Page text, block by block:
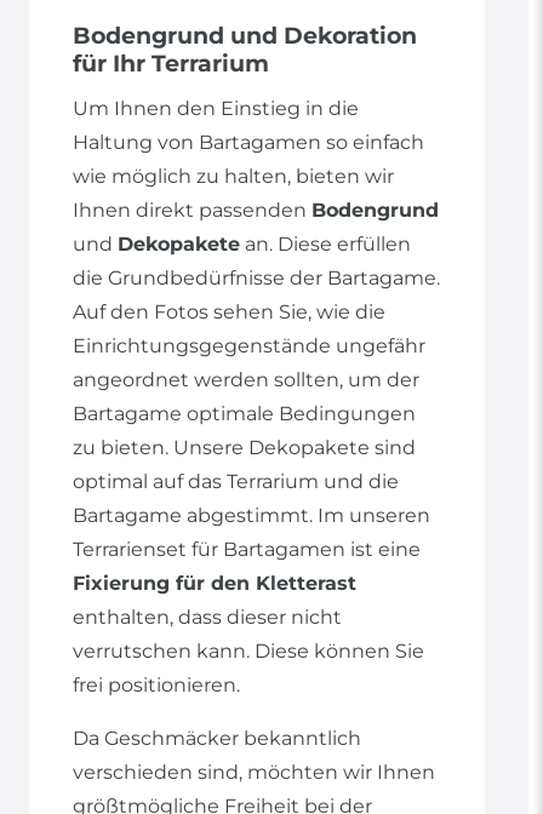
Bodengrund und Dekoration
für Ihr Terrarium
Um Ihnen den Einstieg in die
Haltung von Bartagamen so einfach
wie möglich zu halten, bieten wir
Ihnen direkt passenden Bodengrund
und Dekopakete an. Diese erfüllen
die Grundbedürfnisse der Bartagame.
Auf den Fotos sehen Sie, wie die
Einrichtungsgegenstände ungefähr
angeordnet werden sollten, um der
Bartagame optimale Bedingungen
zu bieten. Unsere Dekopakete sind
optimal auf das Terrarium und die
Bartagame abgestimmt. Im unseren
Terrarienset für Bartagamen ist eine
Fixierung für den Kletterast
enthalten, dass dieser nicht
verrutschen kann. Diese können Sie
frei positionieren.
Da Geschmäcker bekanntlich
verschieden sind, möchten wir Ihnen
größtmögliche Freiheit bei der